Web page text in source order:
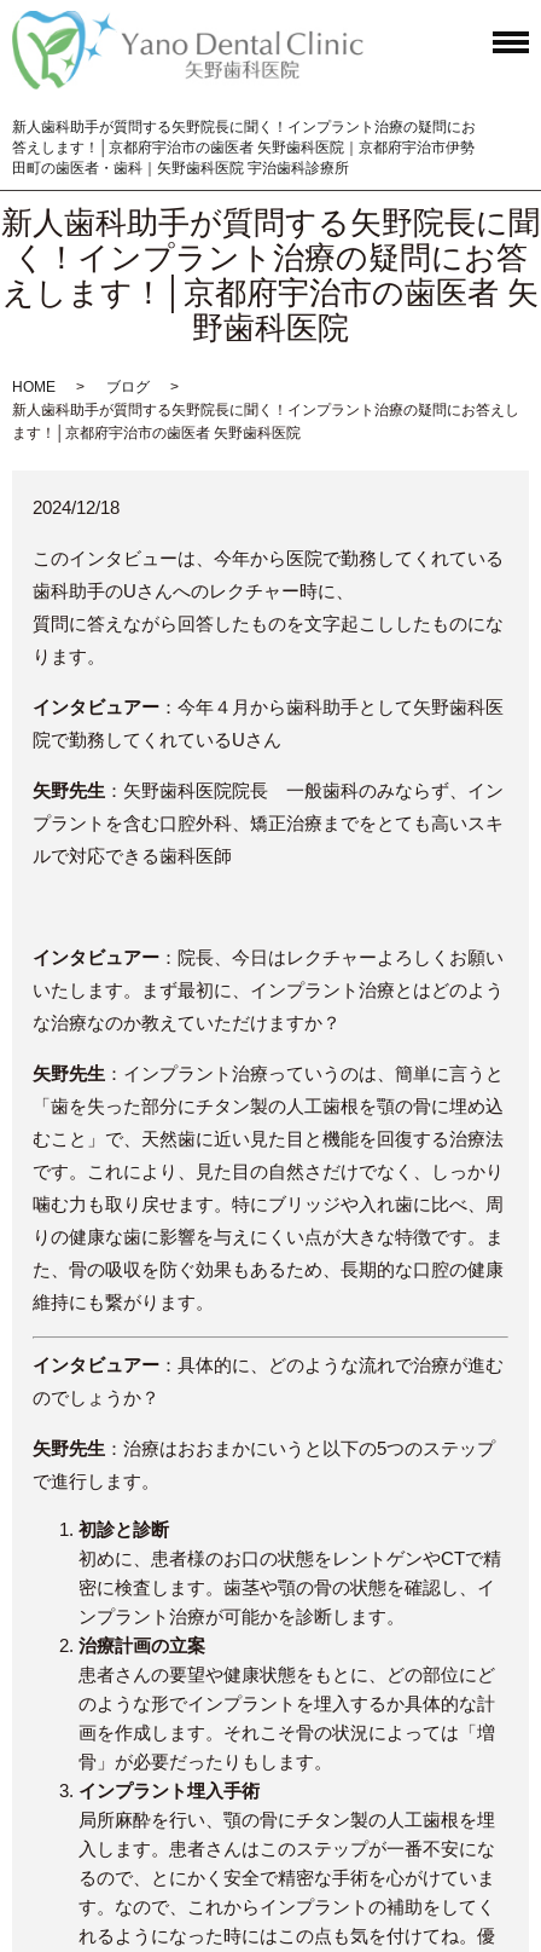
新人歯科助手が質問する矢野院長に聞く！インプラント治療の疑問にお
答えします！│京都府宇治市の歯医者 矢野歯科医院｜京都府宇治市伊勢
田町の歯医者・歯科｜矢野歯科医院 宇治歯科診療所
新人歯科助手が質問する矢野院長に聞
く！インプラント治療の疑問にお答
えします！│京都府宇治市の歯医者 矢
野歯科医院
HOME
ブログ
新人歯科助手が質問する矢野院長に聞く！インプラント治療の疑問にお答えし
ます！│京都府宇治市の歯医者 矢野歯科医院
2024/12/18
このインタビューは、今年から医院で勤務してくれている
歯科助手のUさんへのレクチャー時に、
質問に答えながら回答したものを文字起こししたものにな
ります。
インタビュアー ：今年４月から歯科助手として矢野歯科医
院で勤務してくれているUさん
矢野先生 ：矢野歯科医院院長 一般歯科のみならず、イン
プラントを含む口腔外科、矯正治療までをとても高いスキ
ルで対応できる歯科医師
インタビュアー ：院長、今日はレクチャーよろしくお願い
いたします。まず最初に、インプラント治療とはどのよう
な治療なのか教えていただけますか？
矢野先生 ：インプラント治療っていうのは、簡単に言うと
「歯を失った部分にチタン製の人工歯根を顎の骨に埋め込
むこと」で、天然歯に近い見た目と機能を回復する治療法
です。これにより、見た目の自然さだけでなく、しっかり
噛む力も取り戻せます。特にブリッジや入れ歯に比べ、周
りの健康な歯に影響を与えにくい点が大きな特徴です。ま
た、骨の吸収を防ぐ効果もあるため、長期的な口腔の健康
維持にも繋がります。
インタビュアー ：具体的に、どのような流れで治療が進む
のでしょうか？
矢野先生 ：治療はおおまかにいうと以下の5つのステップ
で進行します。
初診と診断
初めに、患者様のお口の状態をレントゲンやCTで精
密に検査します。歯茎や顎の骨の状態を確認し、イ
ンプラント治療が可能かを診断します。
治療計画の立案
患者さんの要望や健康状態をもとに、どの部位にど
のような形でインプラントを埋入するか具体的な計
画を作成します。それこそ骨の状況によっては「増
骨」が必要だったりもします。
インプラント埋入手術
局所麻酔を行い、顎の骨にチタン製の人工歯根を埋
入します。患者さんはこのステップが一番不安にな
るので、とにかく安全で精密な手術を心がけていま
す。なので、これからインプラントの補助をしてく
れるようになった時にはこの点も気を付けてね。優